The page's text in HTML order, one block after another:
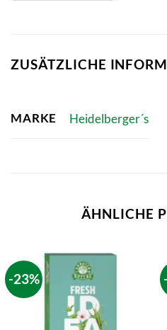
ZUSÄTZLICHE
MARKE Heidelberger´s
ÄHNLICHE
-23%